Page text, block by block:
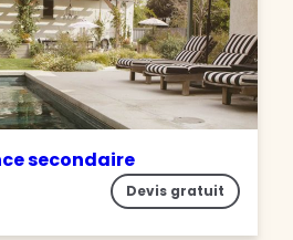
secondaire
Devis gratuit